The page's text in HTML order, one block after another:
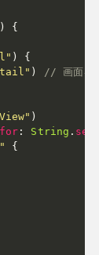
)
{
)
{
)
// 画面を
)
for : String .
{